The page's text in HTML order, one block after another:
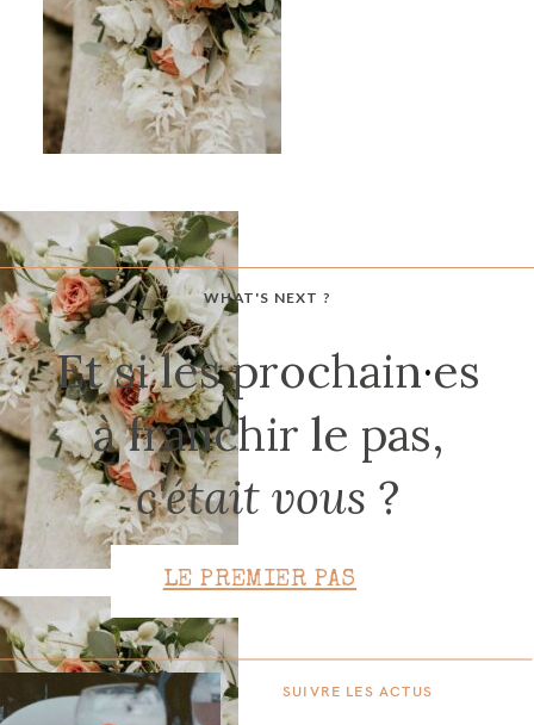
WHAT'S NEXT ?
SUIVRE LES ACTUS
Et si les prochain·es
à franchir le pas,
c'était vous ?
LE PREMIER PAS
PORTFOLIO
INFOS
JOURNAL
CONTACT